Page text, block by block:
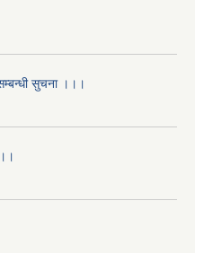
सुचना ।।।